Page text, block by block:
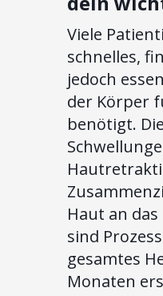
Viele
schnelles,
jedoch
der Körper
benötigt.
Haut an
sind
gesamtes
Monaten